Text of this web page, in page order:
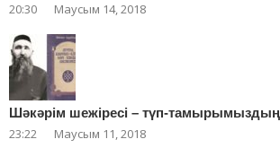
20:30 Маусым 14, 2018
Шәкәрім шежіресі – түп-тамырымыздың
23:22 Маусым 11, 2018